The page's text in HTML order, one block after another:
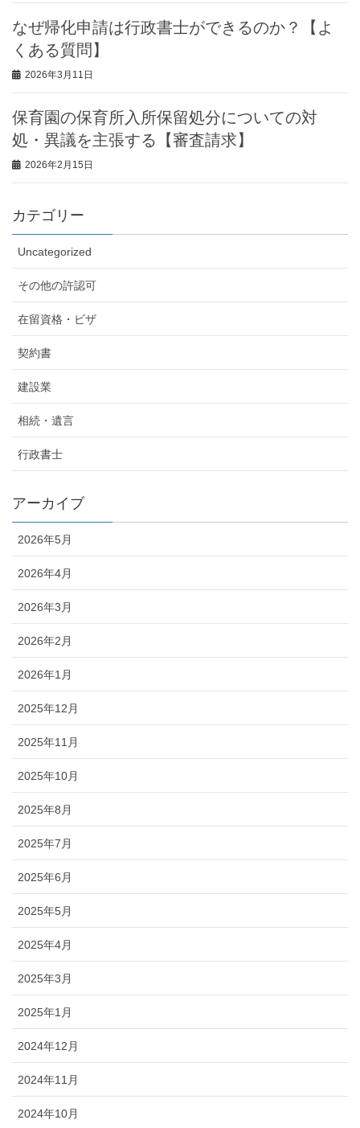
なぜ帰化申請は行政書士ができるのか？【よ
くある質問】
2026年3月11日
保育園の保育所入所保留処分についての対
処・異議を主張する【審査請求】
2026年2月15日
カテゴリー
Uncategorized
その他の許認可
在留資格・ビザ
契約書
建設業
相続・遺言
行政書士
アーカイブ
2026年5月
2026年4月
2026年3月
2026年2月
2026年1月
2025年12月
2025年11月
2025年10月
2025年8月
2025年7月
2025年6月
2025年5月
2025年4月
2025年3月
2025年1月
2024年12月
2024年11月
2024年10月